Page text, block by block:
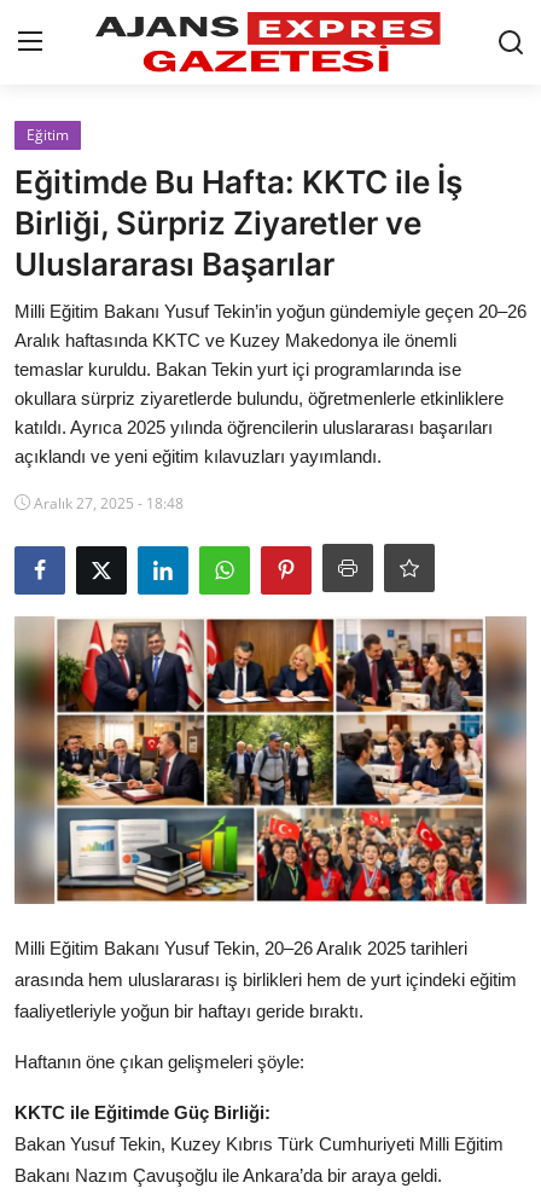
GİRİŞ YAP
AnaSayfa
Eskişehir Siyaset
Siyaset
Türkiye Gündemi
Yerel
Siber Güvenlik
Ekonomi
Kütahya
Özel Haber
Teknoloji
Spor
TBMM Haberleri
Belediye
Sağlık
SON DAKİKA
Asayiş
Köşe Yazısı
Eğitim
Eğitimde Bu Hafta: KKTC ile İş
Birliği, Sürpriz Ziyaretler ve
Uluslararası Başarılar
Milli Eğitim Bakanı Yusuf Tekin’in yoğun gündemiyle geçen 20–26
Aralık haftasında KKTC ve Kuzey Makedonya ile önemli
temaslar kuruldu. Bakan Tekin yurt içi programlarında ise
okullara sürpriz ziyaretlerde bulundu, öğretmenlerle etkinliklere
katıldı. Ayrıca 2025 yılında öğrencilerin uluslararası başarıları
açıklandı ve yeni eğitim kılavuzları yayımlandı.
Aralık 27, 2025 - 18:48
Milli Eğitim Bakanı Yusuf Tekin, 20–26 Aralık 2025 tarihleri
arasında hem uluslararası iş birlikleri hem de yurt içindeki eğitim
faaliyetleriyle yoğun bir haftayı geride bıraktı.
Haftanın öne çıkan gelişmeleri şöyle:
KKTC ile Eğitimde Güç Birliği:
Bakan Yusuf Tekin, Kuzey Kıbrıs Türk Cumhuriyeti Milli Eğitim
Bakanı Nazım Çavuşoğlu ile Ankara’da bir araya geldi.